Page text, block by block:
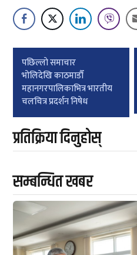
Post
navigation
पछिल्लाे समाचार
भोलिदेखि काठमाडौँ
महानगरपालिकाभित्र भारतीय
चलचित्र प्रदर्शन निषेध
प्रतिक्रिया दिनुहोस्
सम्बन्धित खबर